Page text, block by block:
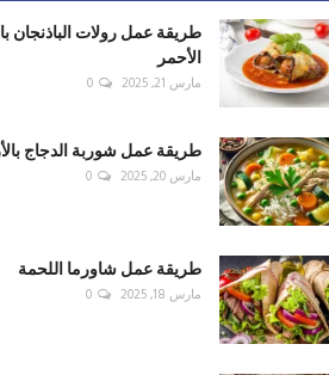
طريقة عمل رولات الباذنجان
الأحمر
مارس 21, 2025 0
طريقة عمل شوربة الدجاج
مارس 20, 2025 0
طريقة عمل شاورما اللحمة
مارس 18, 2025 0